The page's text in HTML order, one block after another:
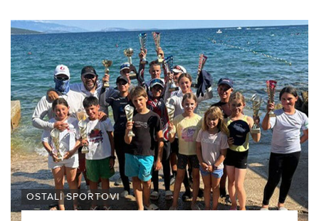
OSTALI SPORTOVI